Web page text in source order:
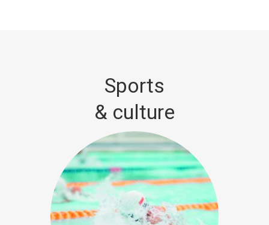
Sports
& culture